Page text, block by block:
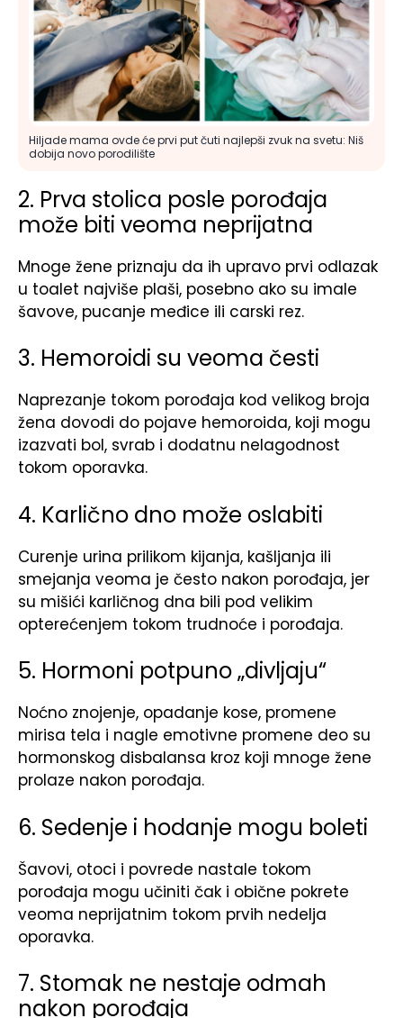
Hiljade mama ovde će prvi put čuti najlepši zvuk na svetu: Niš
dobija novo porodilište
2. Prva stolica posle porođaja
može biti veoma neprijatna
Mnoge žene priznaju da ih upravo prvi odlazak
u toalet najviše plaši, posebno ako su imale
šavove, pucanje međice ili carski rez.
3. Hemoroidi su veoma česti
Naprezanje tokom porođaja kod velikog broja
žena dovodi do pojave hemoroida, koji mogu
izazvati bol, svrab i dodatnu nelagodnost
tokom oporavka.
4. Karlično dno može oslabiti
Curenje urina prilikom kijanja, kašljanja ili
smejanja veoma je često nakon porođaja, jer
su mišići karličnog dna bili pod velikim
opterećenjem tokom trudnoće i porođaja.
5. Hormoni potpuno „divljaju“
Noćno znojenje, opadanje kose, promene
mirisa tela i nagle emotivne promene deo su
hormonskog disbalansa kroz koji mnoge žene
prolaze nakon porođaja.
6. Sedenje i hodanje mogu boleti
Šavovi, otoci i povrede nastale tokom
porođaja mogu učiniti čak i obične pokrete
veoma neprijatnim tokom prvih nedelja
oporavka.
7. Stomak ne nestaje odmah
nakon porođaja